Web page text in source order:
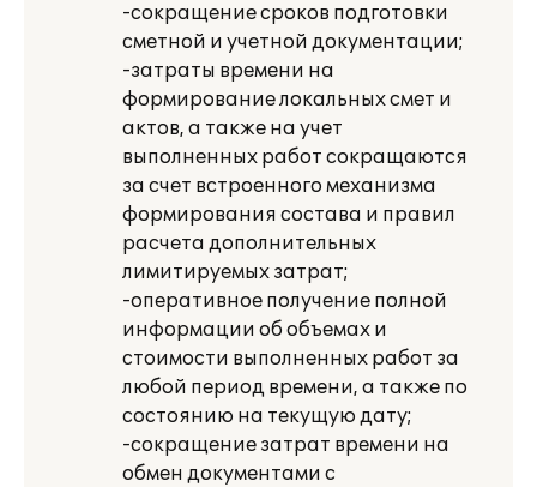
-сокращение сроков подготовки
сметной и учетной документации;
-затраты времени на
формирование локальных смет и
актов, а также на учет
выполненных работ сокращаются
за счет встроенного механизма
формирования состава и правил
расчета дополнительных
лимитируемых затрат;
-оперативное получение полной
информации об объемах и
стоимости выполненных работ за
любой период времени, а также по
состоянию на текущую дату;
-сокращение затрат времени на
обмен документами с